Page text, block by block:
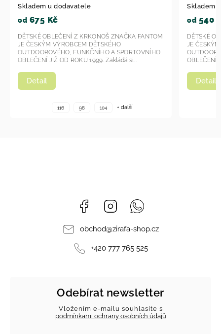
Skladem u dodavatele
od540 Kč
Detail
DĚTSKÉ OBLEČENÍ Z KRKONOŠ ZNAČKA FANTOM
JE ČESKÝM VÝROBCEM DĚTSKÉHO
OUTDOOROVÉHO, FUNKČNÍHO A SPORTOVNÍHO
OBLEČENÍ JIŽ OD ROKU 1999. Zakládá si...
116 98 104 + další
Skladem
od 540
Detail
DĚTSKÉ
JE
Facebook Instagram
obchod@zirafa-shop.cz
+420 777 765 525
Odebírat newsletter
Vložením e-mailu souhlasíte s
podmínkami ochrany osobních údajů